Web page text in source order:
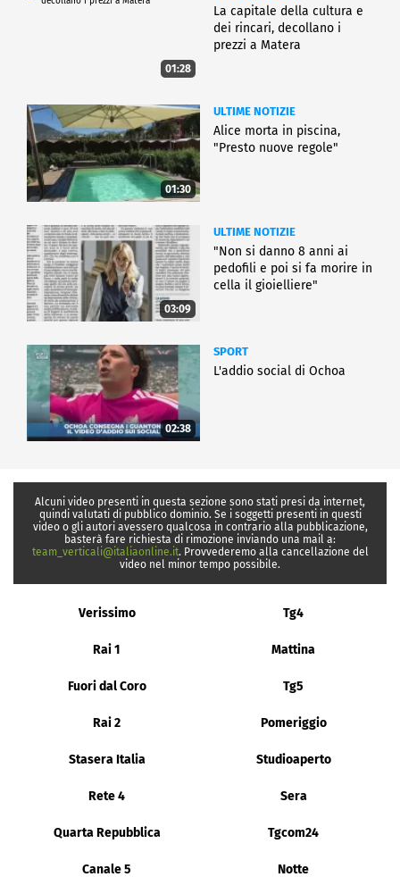
01:28
La capitale della cultura e
dei rincari, decollano i
prezzi a Matera
01:30
ULTIME NOTIZIE
Alice morta in piscina,
"Presto nuove regole"
03:09
ULTIME NOTIZIE
"Non si danno 8 anni ai
pedofili e poi si fa morire in
cella il gioielliere"
02:38
SPORT
L'addio social di Ochoa
Alcuni video presenti in questa sezione sono stati presi da internet,
quindi valutati di pubblico dominio. Se i soggetti presenti in questi
video o gli autori avessero qualcosa in contrario alla pubblicazione,
basterà fare richiesta di rimozione inviando una mail a:
team_verticali@italiaonline.it. Provvederemo alla cancellazione del
video nel minor tempo possibile.
Verissimo Tg4
Rai 1 Mattina
Fuori dal Coro Tg5
Rai 2 Pomeriggio
Stasera Italia Studioaperto
Rete 4 Sera
Quarta Repubblica Tgcom24
Canale 5 Notte